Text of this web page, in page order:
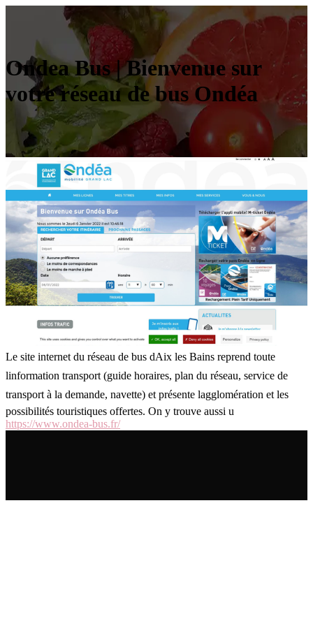
Ondea Bus | Bienvenue sur
votre réseau de bus Ondéa
Le site internet du réseau de bus dAix les Bains reprend toute
linformation transport (guide horaires, plan du réseau, service de
transport à la demande, navette) et présente lagglomération et les
possibilités touristiques offertes. On y trouve aussi u
https://www.ondea-bus.fr/